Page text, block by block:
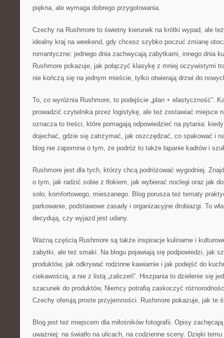
piękna, ale wymaga dobrego przygotowania.
Czechy na Rushmore to świetny kierunek na krótki wypad, ale
idealny kraj na weekend, gdy chcesz szybko poczuć zmianę
romantyczne: jednego dnia zachwycają zabytkami, innego dnia
Rushmore pokazuje, jak połączyć klasykę z mniej oczywistymi
nie kończą się na jednym mieście, tylko otwierają drzwi do
To, co wyróżnia Rushmore, to podejście „plan + elastyczność”.
prowadzić czytelnika przez logistykę, ale też zostawiać miejsce
oznacza to treści, które pomagają odpowiedzieć na pytania:
dojechać, gdzie się zatrzymać, jak oszczędzać, co spakować i
blog nie zapomina o tym, że podróż to także łapanie kadrów i
Rushmore jest dla tych, którzy chcą podróżować wygodniej.
o tym, jak radzić sobie z tłokiem, jak wybierać noclegi oraz jak
solo, komfortowego, mieszanego. Blog porusza też tematy
parkowanie, podstawowe zasady i organizacyjne drobiazgi. To
decydują, czy wyjazd jest udany.
Ważną częścią Rushmore są także inspiracje kulinarne i
zabytki, ale też smaki. Na blogu pojawiają się podpowiedzi, jak
produktów, jak odkrywać rodzinne kawiarnie i jak podejść do
ciekawością, a nie z listą „zaliczeń”. Hiszpania to dzielenie się
szacunek do produktów, Niemcy potrafią zaskoczyć
Czechy oferują proste przyjemności. Rushmore pokazuje, jak te
Blog jest też miejscem dla miłośników fotografii. Opisy
uważniej: na światło na ulicach, na codzienne sceny. Dzięki